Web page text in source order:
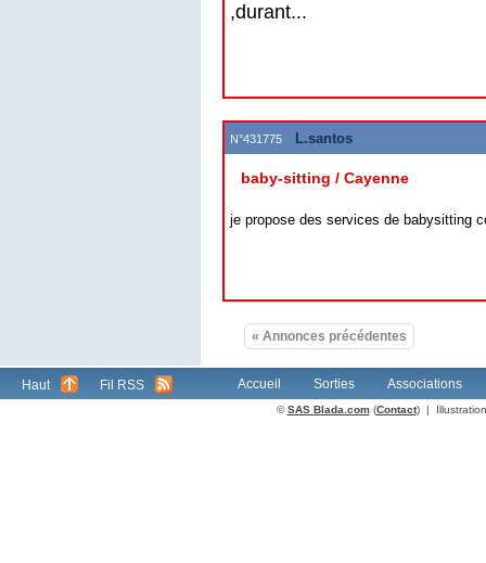
,durant...
N°431775 L.santos
baby-sitting / Cayenne
je propose des services de babysitting
« Annonces précédentes
Haut Fil RSS Accueil Sorties Associations
©SAS Blada.com(Contact) |